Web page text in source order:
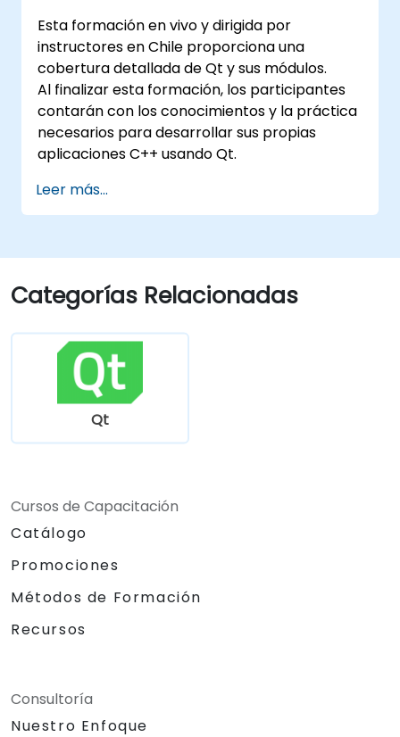
Esta formación en vivo y dirigida por
instructores en Chile proporciona una
cobertura detallada de Qt y sus módulos.
Al finalizar esta formación, los participantes
contarán con los conocimientos y la práctica
necesarios para desarrollar sus propias
aplicaciones C++ usando Qt.
Leer más...
Categorías Relacionadas
Qt
Cursos de Capacitación
Catálogo
Promociones
Métodos de Formación
Recursos
Consultoría
Nuestro Enfoque